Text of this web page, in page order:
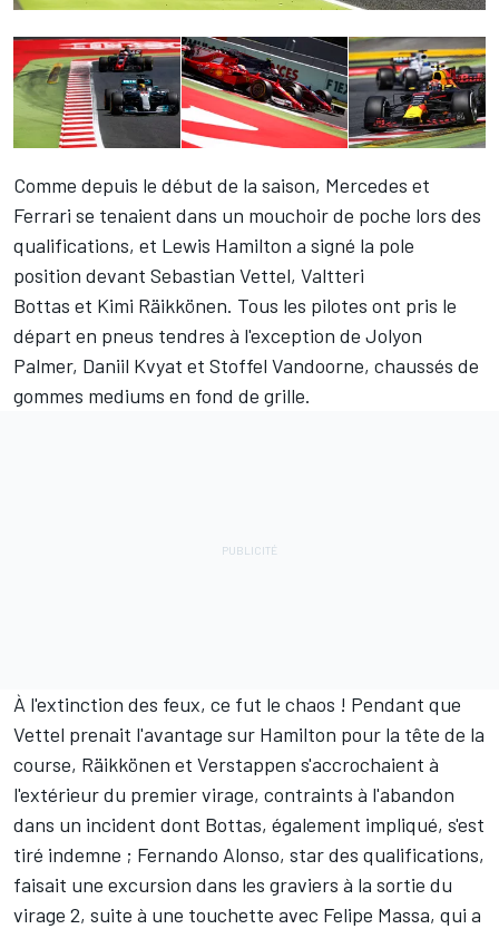
Comme depuis le début de la saison, Mercedes et
Ferrari se tenaient dans un mouchoir de poche lors des
qualifications, et Lewis Hamilton a signé la pole
position devant Sebastian Vettel, Valtteri
Bottas et Kimi Räikkönen. Tous les pilotes ont pris le
départ en pneus tendres à l'exception de Jolyon
Palmer, Daniil Kvyat et Stoffel Vandoorne, chaussés de
gommes mediums en fond de grille.
À l'extinction des feux, ce fut le chaos ! Pendant que
Vettel prenait l'avantage sur Hamilton pour la tête de la
course, Räikkönen et Verstappen s'accrochaient à
l'extérieur du premier virage, contraints à l'abandon
dans un incident dont Bottas, également impliqué, s'est
tiré indemne ; Fernando Alonso, star des qualifications,
faisait une excursion dans les graviers à la sortie du
virage 2, suite à une touchette avec Felipe Massa, qui a